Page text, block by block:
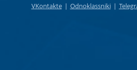
VKontakte | Odnoklassniki |